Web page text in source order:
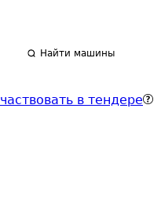
Найти машины
в тендере